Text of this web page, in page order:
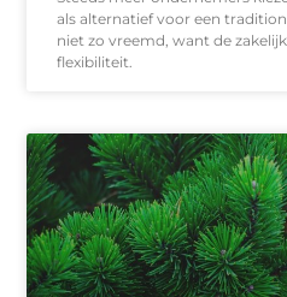
als alternatief voor een
niet zo vreemd, want de
flexibiliteit.